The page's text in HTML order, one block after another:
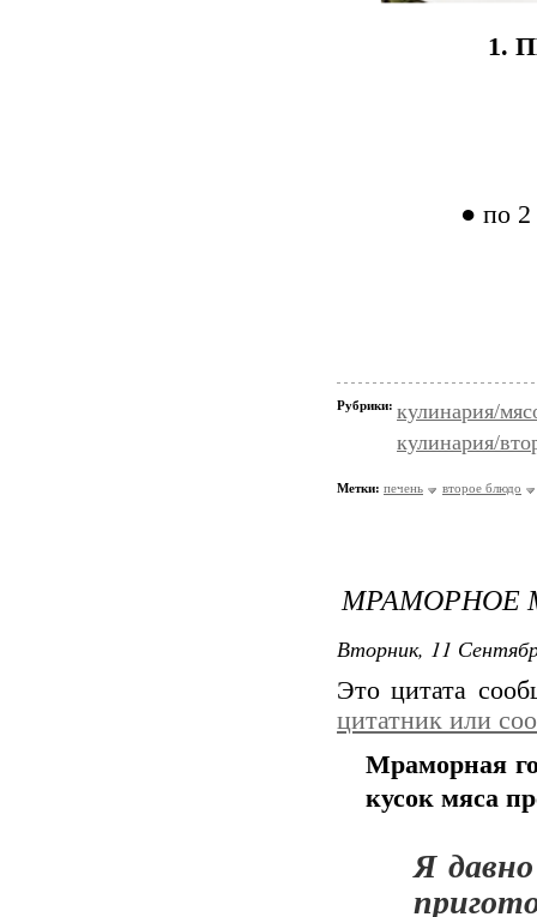
1.
● по 2
Рубрики: кулинария/
кулинария/
Метки: печень второе блюдо
МРАМОРНОЕ
Вторник, 11
Это цитата
цитатник или
Мраморная
кусок мяса
Я